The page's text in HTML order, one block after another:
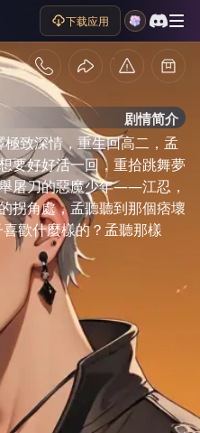
下载应用
剧情简介
致深情，重生回高二，孟
要好好活一回，重拾跳舞夢
屠刀的惡魔少年——江忍，
拐角處，孟聽聽到那個痞壞
歡什麼樣的？孟聽那樣